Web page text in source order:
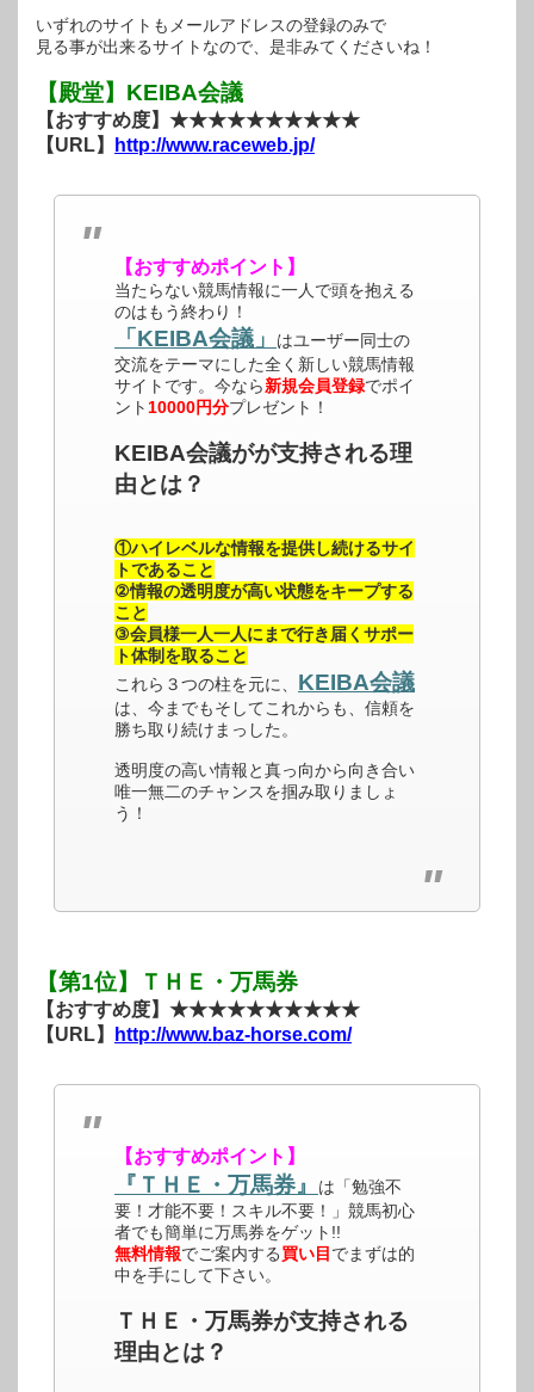
いずれのサイトもメールアドレスの登録のみで
見る事が出来るサイトなので、是非みてくださいね！
【殿堂】KEIBA会議
【おすすめ度】★★★★★★★★★★
【URL】
http://www.raceweb.jp/
【おすすめポイント】
当たらない競馬情報に一人で頭を抱える
のはもう終わり！
「KEIBA会議」
はユーザー同士の
交流をテーマにした全く新しい競馬情報
サイトです。今なら新規会員登録でポイ
ント10000円分プレゼント！
KEIBA会議がが支持される理
由とは？
①ハイレベルな情報を提供し続けるサイ
トであること
②情報の透明度が高い状態をキープする
こと
③会員様一人一人にまで行き届くサポー
ト体制を取ること
これら３つの柱を元に、 KEIBA会議
は、今までもそしてこれからも、信頼を
勝ち取り続けまっした。
透明度の高い情報と真っ向から向き合い
唯一無二のチャンスを掴み取りましょ
う！
【第1位】ＴＨＥ・万馬券
【おすすめ度】★★★★★★★★★★
【URL】
http://www.baz-horse.com/
【おすすめポイント】
『ＴＨＥ・万馬券』
は「勉強不
要！才能不要！スキル不要！」競馬初心
者でも簡単に万馬券をゲット!!
無料情報でご案内する買い目 でまずは的
中を手にして下さい。
ＴＨＥ・万馬券が支持される
理由とは？